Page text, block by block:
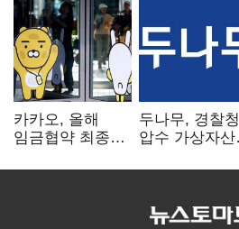
카카오, 올해
임금협약 최종
인상·격려금
두나무, 경찰청
압수 가상자산
커스터디 사업